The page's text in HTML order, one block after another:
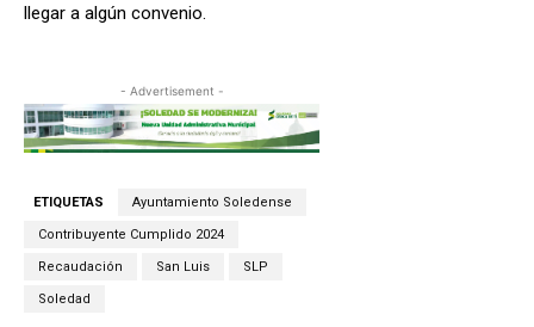
llegar a algún convenio.
- Advertisement -
ETIQUETAS Ayuntamiento Soledense
Contribuyente Cumplido 2024
Recaudación San Luis SLP
Soledad